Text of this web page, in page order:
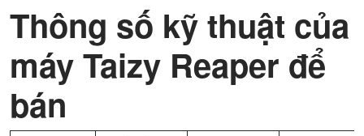
Thông số kỹ thuật của
máy Taizy Reaper để
bán